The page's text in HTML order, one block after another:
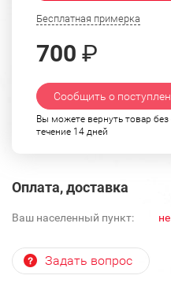
Бесплатная примерка
700 ₽
Сообщить о
Вы можете вернуть товар
течение 14 дней
Оплата, доставка
Ваш населенный пункт:
Задать вопрос